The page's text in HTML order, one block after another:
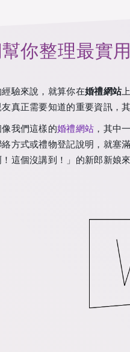
你整理最實
經驗來說，就算你在婚禮網站
真正需要知道的重要資訊，
我們這樣的婚禮網站 ，其中
方式或禮物登記說明，就塞
這個沒講到！」的新郎新娘